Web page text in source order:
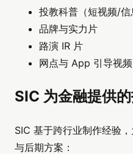
投教科普（短视频/信
品牌与实力片
路演 IR 片
网点与 App 引导视频
SIC 为金融提供
SIC 基于跨行业制作经验
与后期方案：